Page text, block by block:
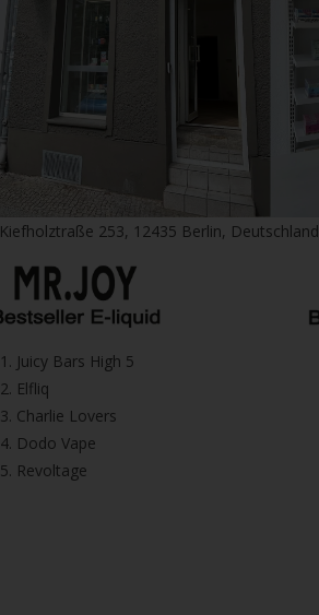
Kiefholztraße 253, 12435 Berlin, Deutschland
1.⁠ ⁠Juicy Bars High 5
2.⁠ ⁠⁠Elfliq
3.⁠ ⁠⁠Charlie Lovers
4.⁠ ⁠⁠Dodo Vape
5. ⁠Revoltage